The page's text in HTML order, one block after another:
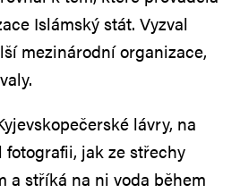
Islámský stát. Vyzval
mezinárodní organizace,
lávry, na
jak ze střechy
a stříká na ni voda během